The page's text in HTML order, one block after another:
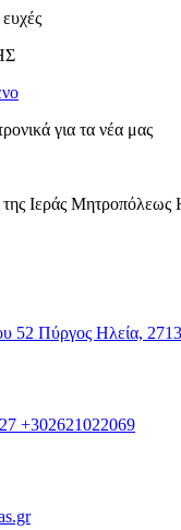
για τα νέα μας
της Ιεράς Μητροπόλεως
52 Πύργος Ηλεία,
+302621022069